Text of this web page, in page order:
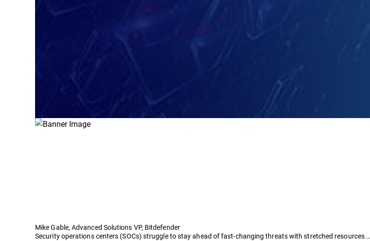
Mike Gable, Advanced Solutions VP, Bitdefender
Security operations centers (SOCs) struggle to stay ahead of fast-changing threats with stretched resources …